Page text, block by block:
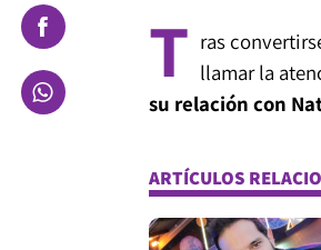
T ras
llamar la
su relación con
ARTÍCULOS